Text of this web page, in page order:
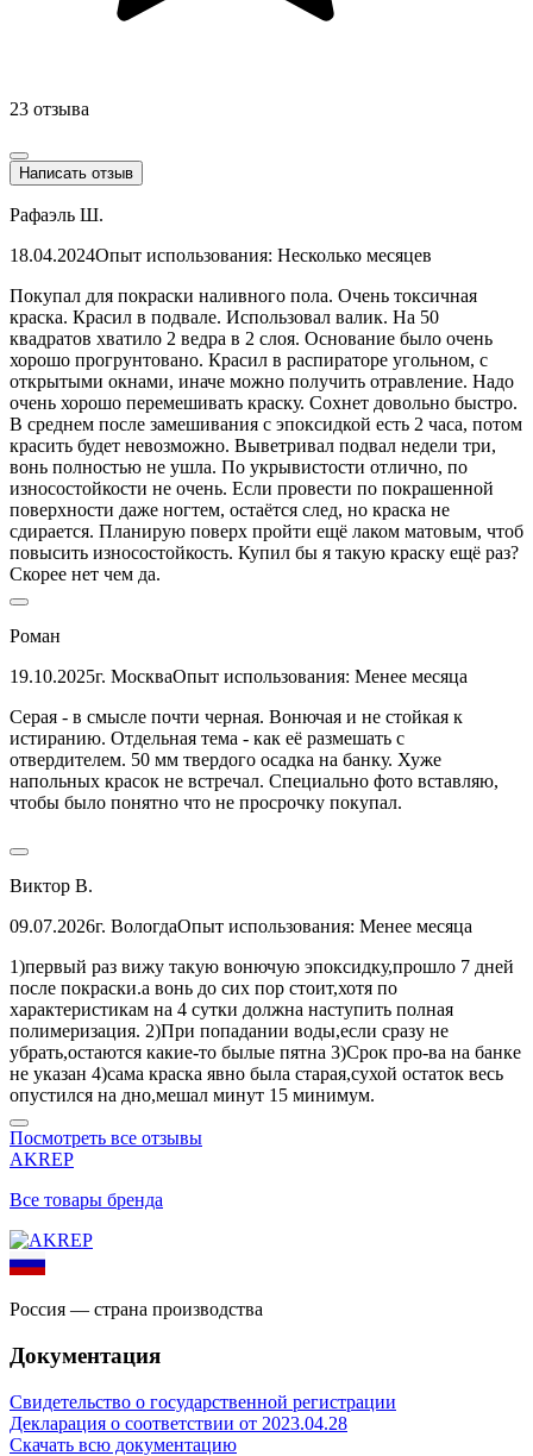
23 отзыва
Написать отзыв
Рафаэль Ш.
18.04.2024Опыт использования: Несколько месяцев
Покупал для покраски наливного пола. Очень токсичная
краска. Красил в подвале. Использовал валик. На 50
квадратов хватило 2 ведра в 2 слоя. Основание было очень
хорошо прогрунтовано. Красил в распираторе угольном, с
открытыми окнами, иначе можно получить отравление. Надо
очень хорошо перемешивать краску. Сохнет довольно быстро.
В среднем после замешивания с эпоксидкой есть 2 часа, потом
красить будет невозможно. Выветривал подвал недели три,
вонь полностью не ушла. По укрывистости отлично, по
износостойкости не очень. Если провести по покрашенной
поверхности даже ногтем, остаётся след, но краска не
сдирается. Планирую поверх пройти ещё лаком матовым, чтоб
повысить износостойкость. Купил бы я такую краску ещё раз?
Скорее нет чем да.
Роман
19.10.2025г. МоскваОпыт использования: Менее месяца
Серая - в смысле почти черная. Вонючая и не стойкая к
истиранию. Отдельная тема - как её размешать с
отвердителем. 50 мм твердого осадка на банку. Хуже
напольных красок не встречал. Специально фото вставляю,
чтобы было понятно что не просрочку покупал.
Виктор В.
09.07.2026г. ВологдаОпыт использования: Менее месяца
1)первый раз вижу такую вонючую эпоксидку,прошло 7 дней
после покраски.а вонь до сих пор стоит,хотя по
характеристикам на 4 сутки должна наступить полная
полимеризация. 2)При попадании воды,если сразу не
убрать,остаются какие-то былые пятна 3)Срок про-ва на банке
не указан 4)сама краска явно была старая,сухой остаток весь
опустился на дно,мешал минут 15 минимум.
Посмотреть все отзывы
AKREP
Все товары бренда
Россия — страна производства
Документация
Свидетельство о государственной регистрации
Декларация о соответствии от 2023.04.28
Скачать всю документацию